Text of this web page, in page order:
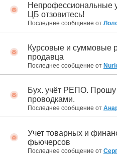
Непрофессиональные
ЦБ отзовитесь!
Последнее сообщение от
Курсовые и суммовые
продавца
Последнее сообщение от
Бух. учёт РЕПО.
проводками.
Последнее сообщение от
Учет товарных и
фьючерсов
Последнее сообщение от